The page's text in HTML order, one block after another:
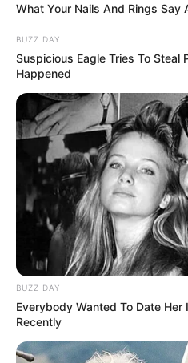
What Your Nails And Rings Say
BUZZ DAY
Suspicious Eagle Tries To Steal
Happened
BUZZ DAY
Everybody Wanted To Date
Recently